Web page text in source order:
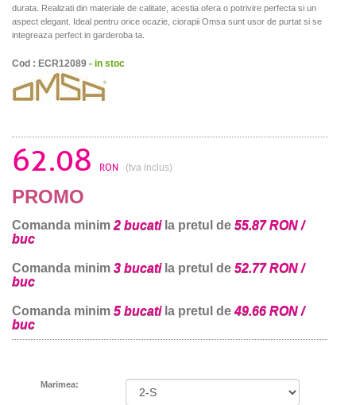
durata. Realizati din materiale de calitate, acestia ofera o potrivire perfecta si un
aspect elegant. Ideal pentru orice ocazie, ciorapii Omsa sunt usor de purtat si se
integreaza perfect in garderoba ta.
Cod : ECR12089 - in stoc
62.08 RON (tva inclus)
PROMO
Comanda minim 2 bucatila pretul de 55.87 RON /
buc
Comanda minim 3 bucatila pretul de 52.77 RON /
buc
Comanda minim 5 bucatila pretul de49.66 RON /
buc
Marimea: